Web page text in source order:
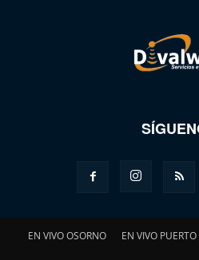
EN VIVO OSORNO EN VIVO